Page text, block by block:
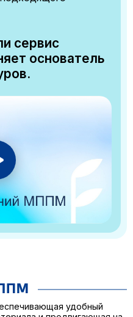
сервис
основатель
удобный